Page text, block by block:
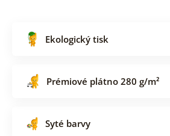
Ekologický tisk
Prémiové plátno 280 g/m²
Syté barvy